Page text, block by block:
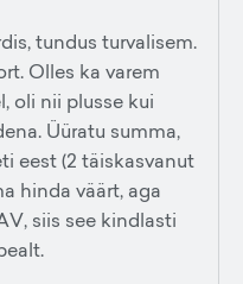
tundus turvalisem.
Olles ka varem
oli nii plusse kui
Üüratu summa,
eest (2 täiskasvanut
hinda väärt, aga
siis see kindlasti